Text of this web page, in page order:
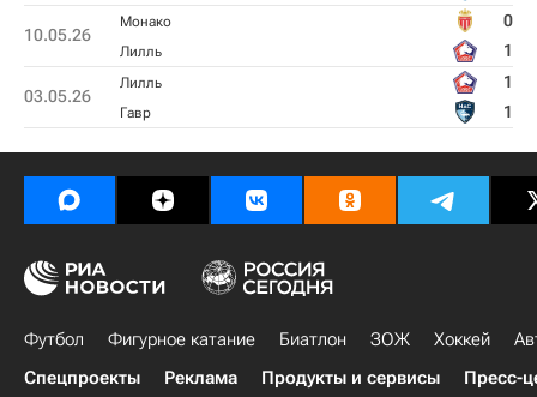
10.05.26
Монако 0
Лилль 1
03.05.26
Лилль 1
Гавр 1
Футбол Фигурное катание Биатлон ЗОЖ Хоккей
Спецпроекты
Реклама Продукты и сервисы Пресс-